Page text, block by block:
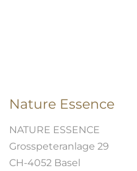
Nature Essence
NATURE ESSENCE
Grosspeteranlage 29
CH-4052 Basel